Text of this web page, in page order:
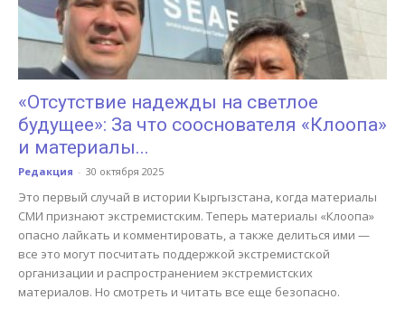
«Отсутствие надежды на светлое
будущее»: За что сооснователя «Клоопа»
и материалы...
Редакция - 30 октября 2025
Это первый случай в истории Кыргызстана, когда материалы
СМИ признают экстремистским. Теперь материалы «Клоопа»
опасно лайкать и комментировать, а также делиться ими —
все это могут посчитать поддержкой экстремистской
организации и распространением экстремистских
материалов. Но смотреть и читать все еще безопасно.